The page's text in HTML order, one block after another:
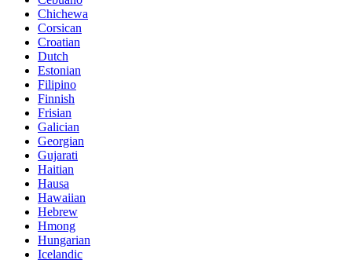
Chichewa
Corsican
Croatian
Dutch
Estonian
Filipino
Finnish
Frisian
Galician
Georgian
Gujarati
Haitian
Hausa
Hawaiian
Hebrew
Hmong
Hungarian
Icelandic